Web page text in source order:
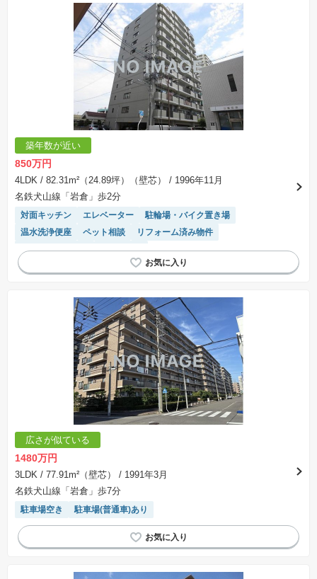
築年数が近い
850万円
4LDK / 82.31m²（24.89坪）（壁芯）
/ 1996年11月
名鉄犬山線「岩倉」歩2分
対面キッチン エレベーター
駐輪場・バイク置き場
温水洗浄便座
ペット相談
リフォーム済み物件
システムキッチン
陽当り良好
広さが似ている
1480万円
3LDK / 77.91m²（壁芯）
/ 1991年3月
名鉄犬山線「岩倉」歩7分
駐車場空き 駐車場(普通車)あり